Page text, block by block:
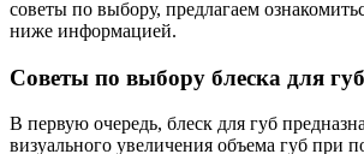
советы по выбору, предлагаем
ниже информацией.
Советы по выбору блеска для губ
В первую очередь, блеск для губ
визуального увеличения объема губ при